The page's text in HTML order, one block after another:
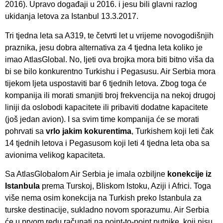
2016). Upravo događaji u 2016. i jesu bili glavni razlog
ukidanja letova za Istanbul 13.3.2017.
Tri tjedna leta sa A319, te četvrti let u vrijeme novogodišnjih
praznika, jesu dobra alternativa za 4 tjedna leta koliko je
imao AtlasGlobal. No, ljeti ova brojka mora biti bitno viša da
bi se bilo konkurentno Turkishu i Pegasusu. Air Serbia mora
tijekom ljeta uspostaviti bar 6 tjednih letova. Zbog toga će
kompanija ili morati smanjiti broj frekvencija na nekoj drugoj
liniji da oslobodi kapacitete ili pribaviti dodatne kapacitete
(još jedan avion). I sa svim time kompanija će se morati
pohrvati sa vrlo jakim kokurentima, Turkishem koji leti čak
14 tjednih letova i Pegasusom koji leti 4 tjedna leta oba sa
avionima velikog kapaciteta.
Sa AtlasGlobalom Air Serbia je imala ozbiljne konekcije iz
Istanbula prema Turskoj, Bliskom Istoku, Aziji i Africi. Toga
više nema osim konekcija na Turkish preko Istanbula za
turske destinacije, sukladno novom sporazumu. Air Serbia